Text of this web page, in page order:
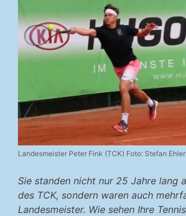
Landesmeister Peter Fink (TCK) Foto: Stefan
Sie standen nicht nur 25 Jahre lang
des TCK, sondern waren auch
Landesmeister. Wie sehen Ihre